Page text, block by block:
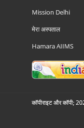
Mission Delhi
मेरा अस्पताल
Hamara AIIMS
कॉपीराइट और कॉपी;